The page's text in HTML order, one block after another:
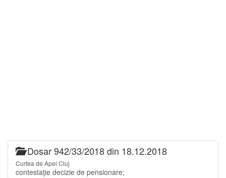
Dosar 942/33/2018 din 18.12.2018
Curtea de Apel Cluj
contestaţie decizie de pensionare;